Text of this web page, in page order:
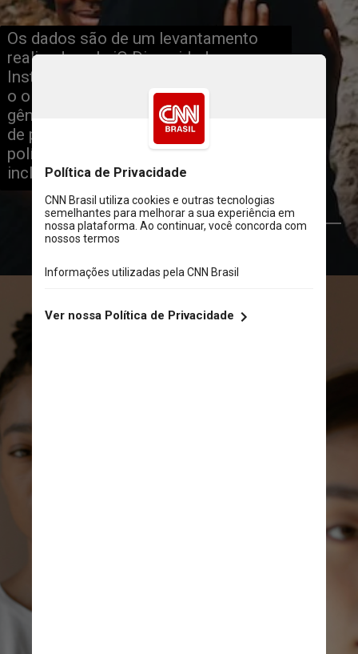
Os dados são de um levantamento
realizado pela iO Diversidade e
Instituto Locomotiva, e mostram que
o olhar interseccional de raça e
gênero ainda demanda atenção, seja
de políticas públicas, seja das
políticas de diversidade, equidade e
inclusão – DE&I – das empresas
Eye for Ebony/Unsplash